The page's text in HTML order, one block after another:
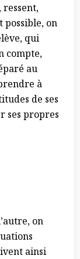
ressent,
possible, on
qui
compte,
au
à
de ses
ses propres
on
ainsi